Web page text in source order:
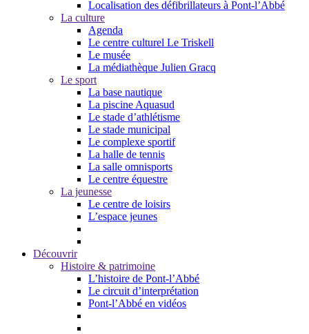
Localisation des défibrillateurs à Pont-l’Abbé
La culture
Agenda
Le centre culturel Le Triskell
Le musée
La médiathèque Julien Gracq
Le sport
La base nautique
La piscine Aquasud
Le stade d’athlétisme
Le stade municipal
Le complexe sportif
La halle de tennis
La salle omnisports
Le centre équestre
La jeunesse
Le centre de loisirs
L’espace jeunes
Découvrir
Histoire & patrimoine
L’histoire de Pont-l’Abbé
Le circuit d’interprétation
Pont-l’Abbé en vidéos